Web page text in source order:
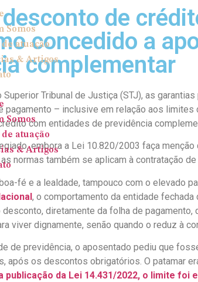
Somos
atuação
& Artigos
Somos
atuação
& Artigos
de
concedido a
complementar
Superior Tribunal de Justiça (STJ), as
pagamento – inclusive em relação aos
com entidades de previdência
embora a Lei 10.820/2003 faça
normas também se aplicam à contratação
fé e a lealdade, tampouco com o elevado
, o comportamento da entidade
diretamente da folha de
viver dignamente, senão quando o reduz à
de previdência, o aposentado pediu que
após os descontos obrigatórios. O patamar
da Lei 14.431/2022, o limite foi